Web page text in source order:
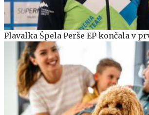
Plavalka Špela Perše EP končala v